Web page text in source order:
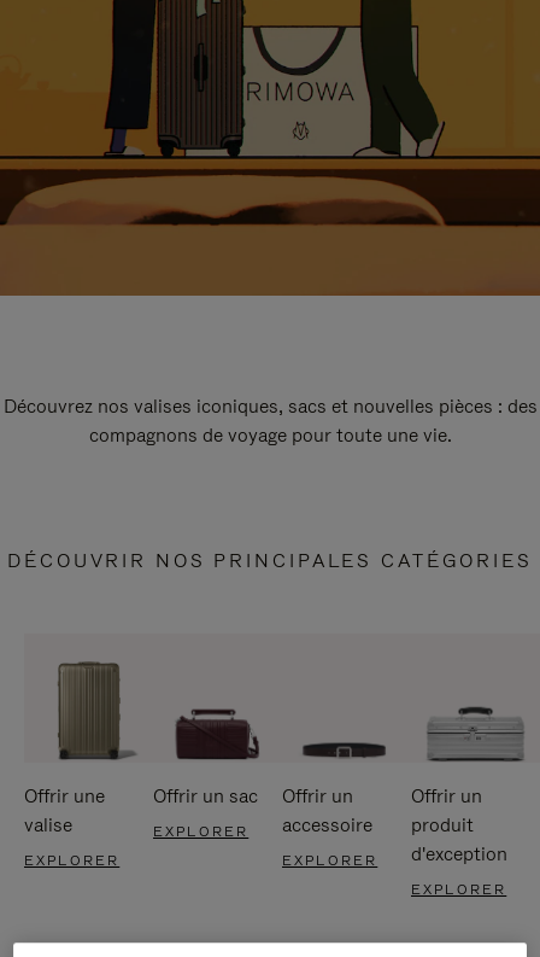
Découvrez nos valises iconiques, sacs et nouvelles pièces : des
compagnons de voyage pour toute une vie.
DÉCOUVRIR NOS PRINCIPALES CATÉGORIES
Offrir une
valise
EXPLORER
Offrir un sac
EXPLORER
Offrir un
accessoire
EXPLORER
Offrir un
produit
d'exception
EXPLORER